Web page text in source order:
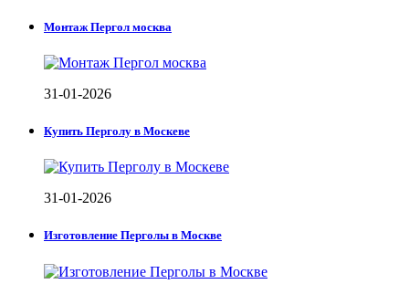
Монтаж Пергол москва
31-01-2026
Купить Перголу в Москеве
31-01-2026
Изготовление Перголы в Москве